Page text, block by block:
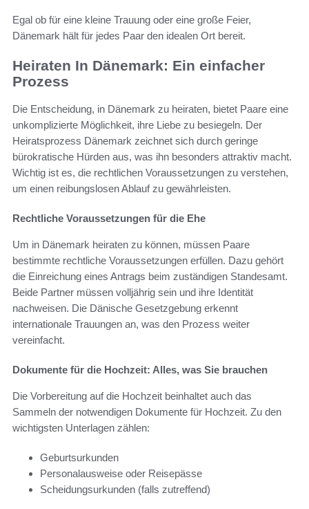
Egal ob für eine kleine Trauung oder eine große Feier,
Dänemark hält für jedes Paar den idealen Ort bereit.
Heiraten In Dänemark: Ein einfacher
Prozess
Die Entscheidung, in Dänemark zu heiraten, bietet Paare eine
unkomplizierte Möglichkeit, ihre Liebe zu besiegeln. Der
Heiratsprozess Dänemark zeichnet sich durch geringe
bürokratische Hürden aus, was ihn besonders attraktiv macht.
Wichtig ist es, die rechtlichen Voraussetzungen zu verstehen,
um einen reibungslosen Ablauf zu gewährleisten.
Rechtliche Voraussetzungen für die Ehe
Um in Dänemark heiraten zu können, müssen Paare
bestimmte rechtliche Voraussetzungen erfüllen. Dazu gehört
die Einreichung eines Antrags beim zuständigen Standesamt.
Beide Partner müssen volljährig sein und ihre Identität
nachweisen. Die Dänische Gesetzgebung erkennt
internationale Trauungen an, was den Prozess weiter
vereinfacht.
Dokumente für die Hochzeit: Alles, was Sie brauchen
Die Vorbereitung auf die Hochzeit beinhaltet auch das
Sammeln der notwendigen Dokumente für Hochzeit. Zu den
wichtigsten Unterlagen zählen:
Geburtsurkunden
Personalausweise oder Reisepässe
Scheidungsurkunden (falls zutreffend)